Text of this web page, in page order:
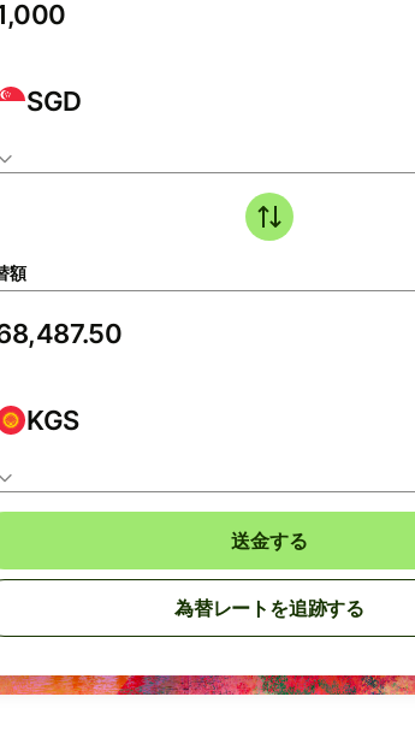
SGD
額
KGS
送金する
為替レートを追跡する